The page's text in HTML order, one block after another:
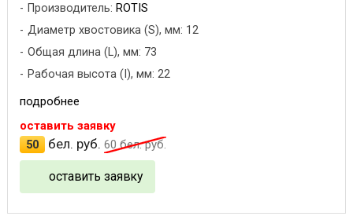
Производитель: ROTIS
Диаметр хвостовика (S), мм: 12
Общая длина (L), мм: 73
Рабочая высота (I), мм: 22
подробнее
оставить заявку
50
бел. руб. 60 бел. руб.
оставить заявку